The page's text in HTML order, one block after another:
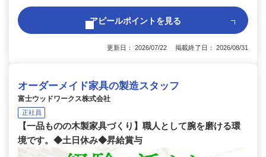
アピールポイントを見る
更新日： 2026/07/22 掲載終了日： 2026/08/31
オーダーメイド家具の製造スタッフ
富士ウッドワークス株式会社
正社員
【一品ものの木製家具づくり】職人として腕を磨ける環
境です。◆土日休み◆昇給賞与